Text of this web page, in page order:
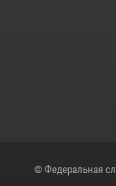
© Федеральная